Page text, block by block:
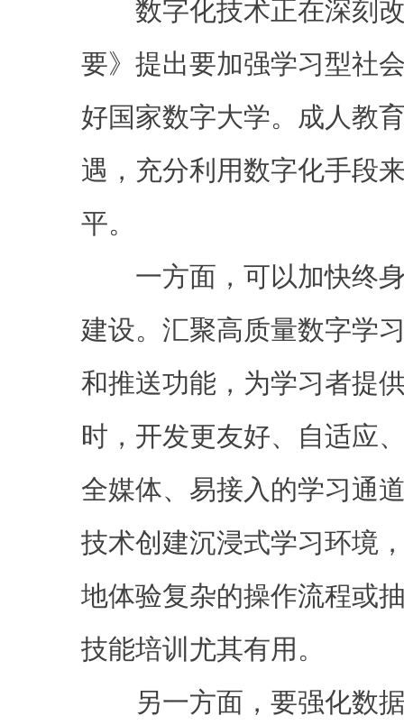
数字化技术正在深刻改
要》提出要加强学习型社
好国家数字大学。成人教
遇，充分利用数字化手段
平。
一方面，可以加快终身
建设。汇聚高质量数字学
和推送功能，为学习者提
时，开发更友好、自适应
全媒体、易接入的学习通
技术创建沉浸式学习环境
地体验复杂的操作流程或
技能培训尤其有用。
另一方面，要强化数据